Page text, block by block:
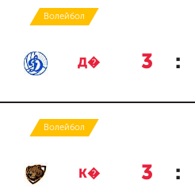
Волейбол
Д� 3 :
Волейбол
К� 3 :